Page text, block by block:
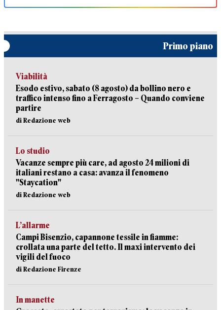
Primo piano
Viabilità
Esodo estivo, sabato (8 agosto) da bollino nero e
traffico intenso fino a Ferragosto – Quando conviene
partire
di Redazione web
Lo studio
Vacanze sempre più care, ad agosto 24 milioni di
italiani restano a casa: avanza il fenomeno
"Staycation"
di Redazione web
L’allarme
Campi Bisenzio, capannone tessile in fiamme:
crollata una parte del tetto. Il maxi intervento dei
vigili del fuoco
di Redazione Firenze
In manette